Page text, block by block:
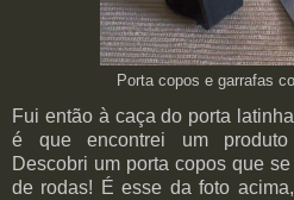
Porta copos e garrafas
Fui então à caça do porta
é que encontrei um
Descobri um porta copos que
de rodas! É esse da foto